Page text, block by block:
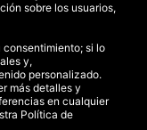
|Política de cookies
2020
sobre los usuarios,
consentimiento; si lo
y,
personalizado.
más detalles y
en cualquier
Política de